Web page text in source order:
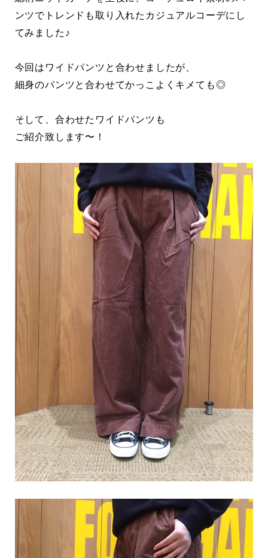
ンツでトレンドも取り入れたカジュアルコーデにし
てみました♪
今回はワイドパンツと合わせましたが、
細身のパンツと合わせてかっこよくキメても◎
そして、合わせたワイドパンツも
ご紹介致します〜！